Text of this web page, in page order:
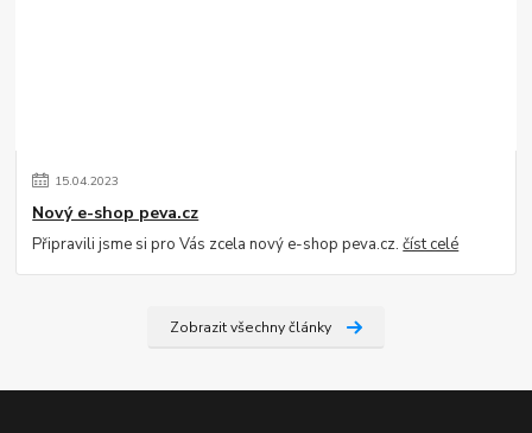
15.04.2023
Nový e-shop peva.cz
Připravili jsme si pro Vás zcela nový e-shop peva.cz.číst celé
Zobrazit všechny články